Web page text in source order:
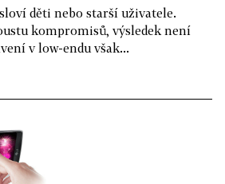
děti nebo starší uživatele.
kompromisů, výsledek není
v low-endu však...